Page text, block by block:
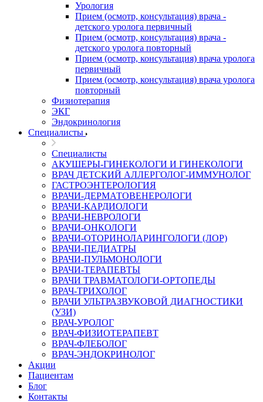
Урология
Прием (осмотр, консультация) врача -
детского уролога первичный
Прием (осмотр, консультация) врача -
детского уролога повторный
Прием (осмотр, консультация) врача уролога
первичный
Прием (осмотр, консультация) врача уролога
повторный
Физиотерапия
ЭКГ
Эндокринология
Специалисты
Специалисты
АКУШЕРЫ-ГИНЕКОЛОГИ И ГИНЕКОЛОГИ
ВРАЧ ДЕТСКИЙ АЛЛЕРГОЛОГ-ИММУНОЛОГ
ГАСТРОЭНТЕРОЛОГИЯ
ВРАЧИ-ДЕРМАТОВЕНЕРОЛОГИ
ВРАЧИ-КАРДИОЛОГИ
ВРАЧИ-НЕВРОЛОГИ
ВРАЧИ-ОНКОЛОГИ
ВРАЧИ-ОТОРИНОЛАРИНГОЛОГИ (ЛОР)
ВРАЧИ-ПЕДИАТРЫ
ВРАЧИ-ПУЛЬМОНОЛОГИ
ВРАЧИ-ТЕРАПЕВТЫ
ВРАЧИ ТРАВМАТОЛОГИ-ОРТОПЕДЫ
ВРАЧ-ТРИХОЛОГ
ВРАЧИ УЛЬТРАЗВУКОВОЙ ДИАГНОСТИКИ
(УЗИ)
ВРАЧ-УРОЛОГ
ВРАЧ-ФИЗИОТЕРАПЕВТ
ВРАЧ-ФЛЕБОЛОГ
ВРАЧ-ЭНДОКРИНОЛОГ
Акции
Пациентам
Блог
Контакты